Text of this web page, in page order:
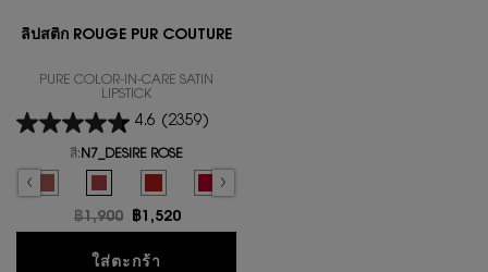
ลิปสติก ROUGE PUR COUTURE
PURE COLOR-IN-CARE SATIN
LIPSTICK
4.6 (2359)
สี: N7_DESIRE ROSE
Select a colour
for ลิปสติก ROUGE PUR COUTURE
ลิปสติก ROUGE PUR COUTURE, 1 of 27
ลิปสติก ROUGE PUR COUTURE, 2 of 27
MUSE color for ลิปสติก ROUGE PUR COUTURE, 3 of 27
PROVOCATION color for ลิปสติก ROUGE PUR COUTURE, 4 of 27
R8_ROUGE LEGION color for ลิปสติก ROUGE PUR COUTURE, 5 of 27
is out of stock, N1_BEIGE TRENCH color for ลิปสติก ROUGE PUR COUTURE, 6
NU color for ลิปสติก ROUGE PUR COUTURE, 7 of 27
product variation is out of stock, O4_RUSTY ORANGE color for ลิปสติก ROUGE
The product variation is out of stock, N12_NUDE INSTINCT color for ลิปสติ
N7_DESIRE ROSE color for ลิปสติก ROUGE PUR COUTURE, 10 of
The product variation is out of stock, R4_ROUGE
Selected
The product variation is out of stock,
ราคาเก่า
฿1,900 ราคาใหม่
฿1,520
ใส่ตะกร้า